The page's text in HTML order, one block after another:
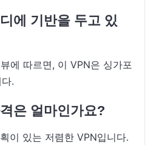
에 기반을 두고 있
에 따르면, 이 VPN은 싱가포
.
은 얼마인가요?
이 있는 저렴한 VPN입니다.